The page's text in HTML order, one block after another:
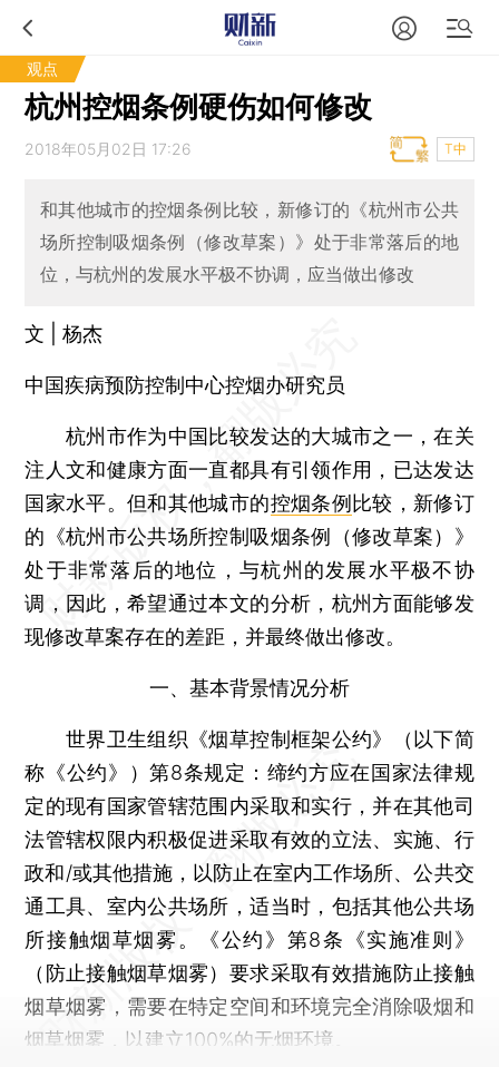
观点
杭州控烟条例硬伤如何修改
2018年05月02日 17:26 T中
和其他城市的控烟条例比较，新修订的《杭州市公共
场所控制吸烟条例（修改草案）》处于非常落后的地
位，与杭州的发展水平极不协调，应当做出修改
文 | 杨杰
中国疾病预防控制中心控烟办研究员
杭州市作为中国比较发达的大城市之一，在关
注人文和健康方面一直都具有引领作用，已达发达
国家水平。但和其他城市的控烟条例 比较，新修订
的《杭州市公共场所控制吸烟条例（修改草案）》
处于非常落后的地位，与杭州的发展水平极不协
调，因此，希望通过本文的分析，杭州方面能够发
现修改草案存在的差距，并最终做出修改。
一、基本背景情况分析
世界卫生组织《烟草控制框架公约》（以下简
称《公约》）第8条规定：缔约方应在国家法律规
定的现有国家管辖范围内采取和实行，并在其他司
法管辖权限内积极促进采取有效的立法、实施、行
政和/或其他措施，以防止在室内工作场所、公共交
通工具、室内公共场所，适当时，包括其他公共场
所接触烟草烟雾。《公约》第8条《实施准则》
（防止接触烟草烟雾）要求采取有效措施防止接触
烟草烟雾，需要在特定空间和环境完全消除吸烟和
烟草烟雾，以建立100%的无烟环境。